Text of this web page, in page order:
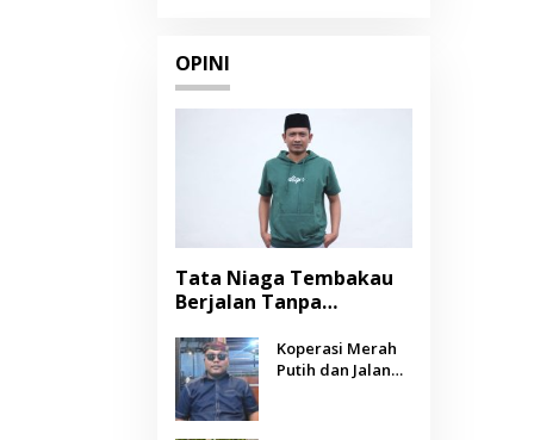
OPINI
Tata Niaga Tembakau
Berjalan Tanpa
Negara Berpihak
kepada Petani?
Koperasi Merah
Putih dan Jalan